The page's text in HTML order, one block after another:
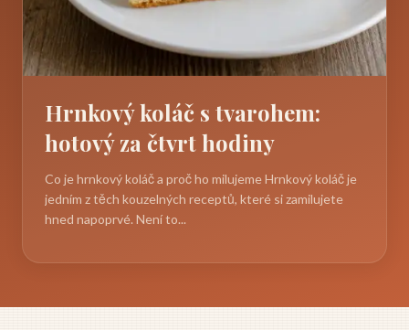
Hrnkový koláč s tvarohem:
hotový za čtvrt hodiny
Co je hrnkový koláč a proč ho milujeme Hrnkový koláč je
jedním z těch kouzelných receptů, které si zamilujete
hned napoprvé. Není to...